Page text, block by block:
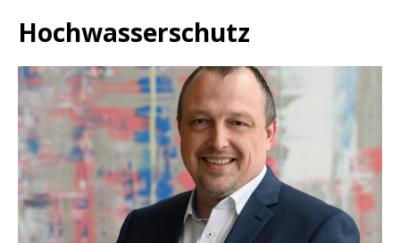
Hochwasserschutz